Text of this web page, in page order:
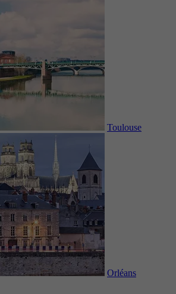
Toulouse
Orléans